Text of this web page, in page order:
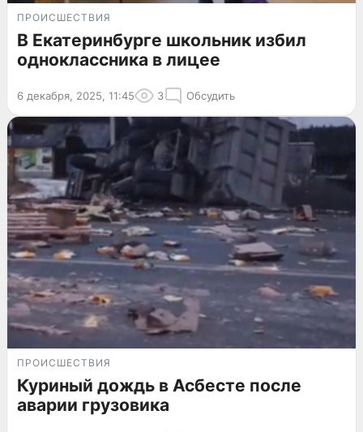
ПРОИСШЕСТВИЯ
В Екатеринбурге школьник избил
одноклассника в лицее
6 декабря, 2025, 11:45 3 Обсудить
ПРОИСШЕСТВИЯ
Куриный дождь в Асбесте после
аварии грузовика